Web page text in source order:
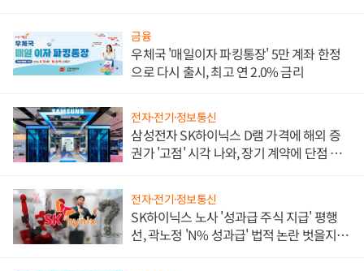
금융
우체국 '매일이자 파킹통장' 5만 계좌 한정
으로 다시 출시, 최고 연 2.0% 금리
전자·전기·정보통신
삼성전자 SK하이닉스 D램 가격에 해외 증
권가 '고점' 시각 나와, 장기 계약에 단점 부
전자·전기·정보통신
SK하이닉스 노사 '성과급 주식 지급' 평행
선, 곽노정 'N% 성과급' 법적 논란 벗을지 주